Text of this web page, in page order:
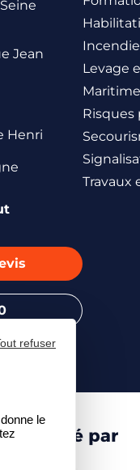
Jean
Henri
Incendie
Levage
Risques
Travaux
certifié par
le
refuser